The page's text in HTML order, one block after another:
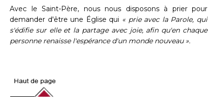
Avec le Saint-Père, nous nous disposons à prier pour
demander d'être une Église qui « prie avec la Parole, qui
s'édifie sur elle et la partage avec joie, afin qu'en chaque
personne renaisse l'espérance d'un monde nouveau ».